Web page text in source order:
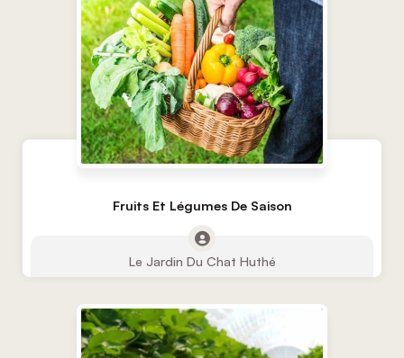
Fruits Et Légumes De Saison
Le Jardin Du Chat Huthé